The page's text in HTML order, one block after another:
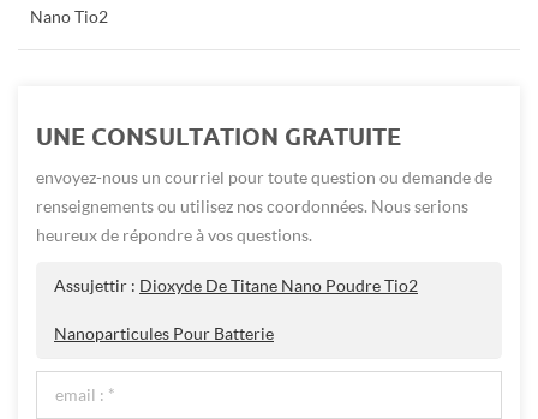
Nano Tio2
UNE CONSULTATION GRATUITE
envoyez-nous un courriel pour toute question ou demande de
renseignements ou utilisez nos coordonnées. Nous serions
heureux de répondre à vos questions.
Assujettir : Dioxyde De Titane Nano Poudre Tio2
Nanoparticules Pour Batterie